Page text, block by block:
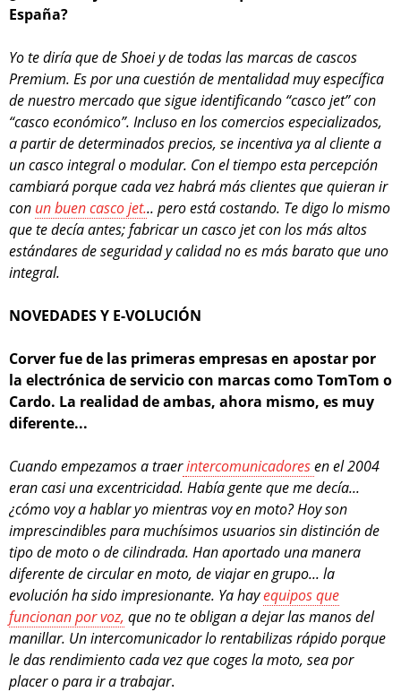
España?
Yo te diría que de Shoei y de todas las marcas de cascos
Premium. Es por una cuestión de mentalidad muy específica
de nuestro mercado que sigue identificando “casco jet” con
“casco económico”. Incluso en los comercios especializados,
a partir de determinados precios, se incentiva ya al cliente a
un casco integral o modular. Con el tiempo esta percepción
cambiará porque cada vez habrá más clientes que quieran ir
con un buen casco jet... pero está costando. Te digo lo mismo
que te decía antes; fabricar un casco jet con los más altos
estándares de seguridad y calidad no es más barato que uno
integral.
NOVEDADES Y E-VOLUCIÓN
Corver fue de las primeras empresas en apostar por
la electrónica de servicio con marcas como TomTom o
Cardo. La realidad de ambas, ahora mismo, es muy
diferente...
Cuando empezamos a traerintercomunicadoresen el 2004
eran casi una excentricidad. Había gente que me decía...
¿cómo voy a hablar yo mientras voy en moto? Hoy son
imprescindibles para muchísimos usuarios sin distinción de
tipo de moto o de cilindrada. Han aportado una manera
diferente de circular en moto, de viajar en grupo... la
evolución ha sido impresionante. Ya hayequipos que
funcionan por voz, que no te obligan a dejar las manos del
manillar. Un intercomunicador lo rentabilizas rápido porque
le das rendimiento cada vez que coges la moto, sea por
placer o para ir a trabajar.